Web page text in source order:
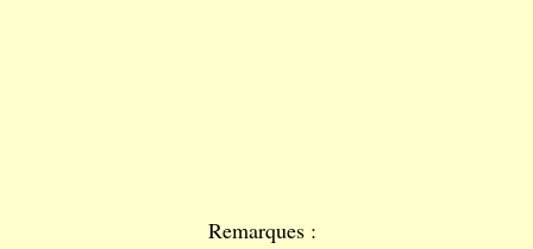
Remarques :